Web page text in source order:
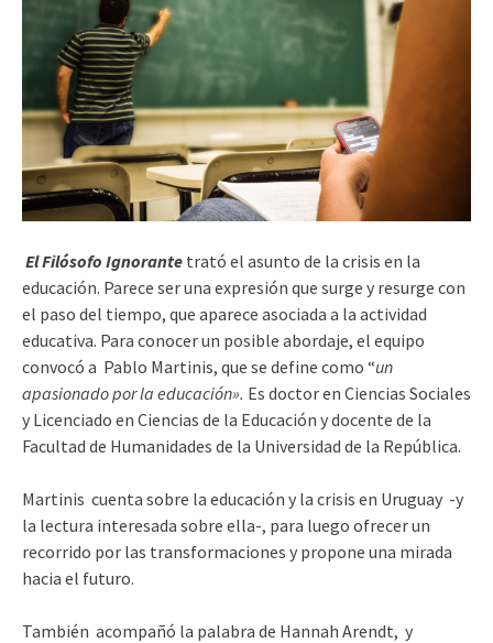
El Filósofo Ignorante trató el asunto de la crisis en la
educación. Parece ser una expresión que surge y resurge con
el paso del tiempo, que aparece asociada a la actividad
educativa. Para conocer un posible abordaje, el equipo
convocó a Pablo Martinis, que se define como “un
apasionado por la educación». Es doctor en Ciencias Sociales
y Licenciado en Ciencias de la Educación y docente de la
Facultad de Humanidades de la Universidad de la República.
Martinis cuenta sobre la educación y la crisis en Uruguay -y
la lectura interesada sobre ella-, para luego ofrecer un
recorrido por las transformaciones y propone una mirada
hacia el futuro.
También acompañó la palabra de Hannah Arendt, y